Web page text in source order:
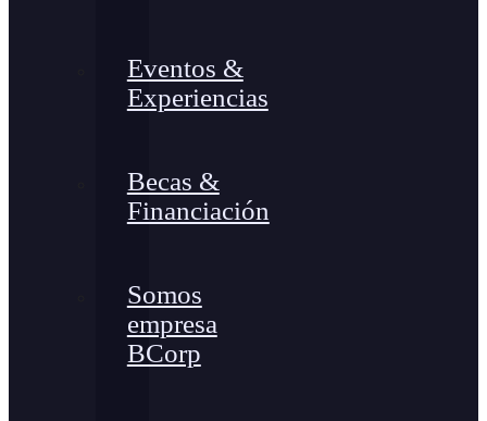
Eventos &
Experiencias
Becas &
Financiación
Somos
empresa
BCorp